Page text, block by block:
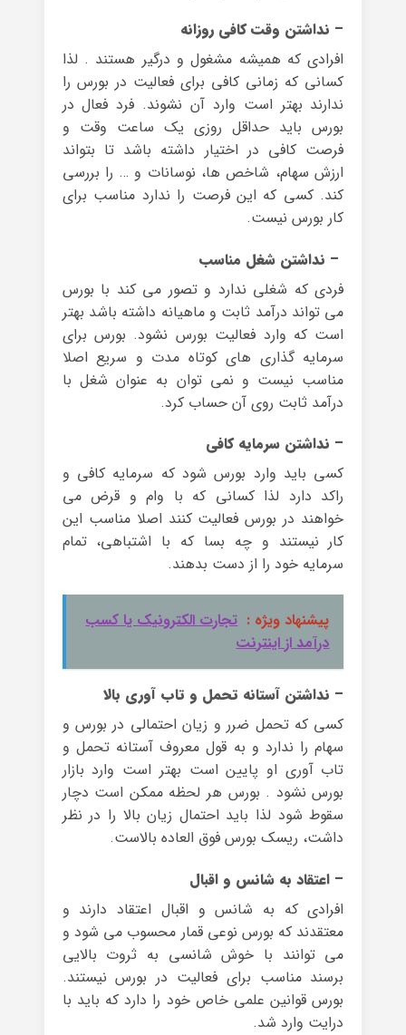
– نداشتن وقت کافی روزانه
افرادی که همیشه مشغول و درگیر هستند . لذا
کسانی که زمانی کافی برای فعالیت در بورس را
ندارند بهتر است وارد آن نشوند. فرد فعال در
بورس باید حداقل روزی یک ساعت وقت و
فرصت کافی در اختیار داشته باشد تا بتواند
ارزش سهام، شاخص ها، نوسانات و … را بررسی
کند. کسی که این فرصت را ندارد مناسب برای
کار بورس نیست.
– نداشتن شغل مناسب
فردی که شغلی ندارد و تصور می کند با بورس
می تواند درآمد ثابت و ماهیانه داشته باشد بهتر
است که وارد فعالیت بورس نشود. بورس برای
سرمایه گذاری های کوتاه مدت و سریع اصلا
مناسب نیست و نمی توان به عنوان شغل با
درآمد ثابت روی آن حساب کرد.
– نداشتن سرمایه کافی
کسی باید وارد بورس شود که سرمایه کافی و
راکد دارد لذا کسانی که با وام و قرض می
خواهند در بورس فعالیت کنند اصلا مناسب این
کار نیستند و چه بسا که با اشتباهی، تمام
سرمایه خود را از دست بدهند.
پیشنهاد ویژه : تجارت الکترونیک یا کسب
درآمد از اینترنت
– نداشتن آستانه تحمل و تاب آوری بالا
کسی که تحمل ضرر و زیان احتمالی در بورس و
سهام را ندارد و به قول معروف آستانه تحمل و
تاب آوری او پایین است بهتر است وارد بازار
بورس نشود . بورس هر لحظه ممکن است دچار
سقوط شود لذا باید احتمال زیان بالا را در نظر
داشت، ریسک بورس فوق العاده بالاست.
– اعتقاد به شانس و اقبال
افرادی که به شانس و اقبال اعتقاد دارند و
معتقدند که بورس نوعی قمار محسوب می شود و
می توانند با خوش شانسی به ثروت بالایی
برسند مناسب برای فعالیت در بورس نیستند.
بورس قوانین علمی خاص خود را دارد که باید با
درایت وارد شد.